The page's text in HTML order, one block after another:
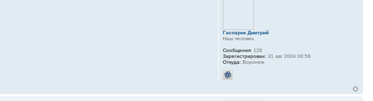
Гаспарик Дмитрий
Наш человек
Сообщения: 126
Зарегистрирован: 31 авг 2004 00:56
Откуда: Воронеж